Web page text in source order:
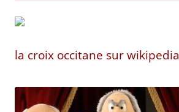
la croix occitane sur wikipedia